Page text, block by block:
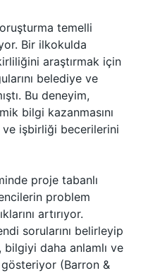
temelli
Bir ilkokulda
araştırmak için
belediye ve
Bu deneyim,
bilgi kazanmasını
işbirliği becerilerini
proje tabanlı
problem
artırıyor.
sorularını belirleyip
daha anlamlı ve
(Barron &